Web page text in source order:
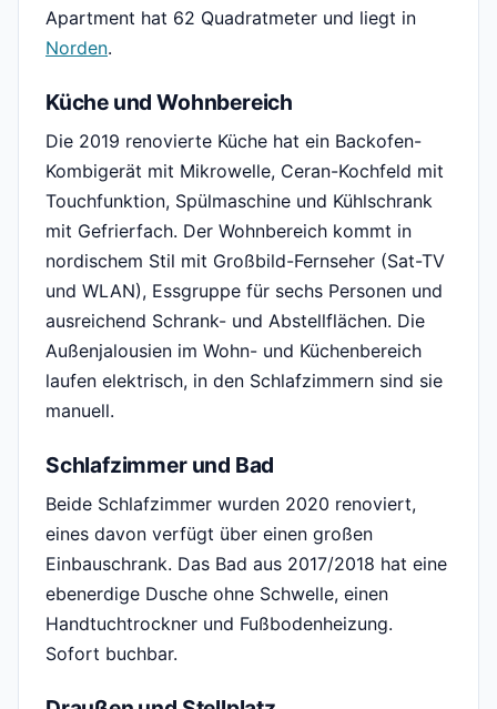
Apartment hat 62 Quadratmeter und liegt in
Norden.
Küche und Wohnbereich
Die 2019 renovierte Küche hat ein Backofen-
Kombigerät mit Mikrowelle, Ceran-Kochfeld mit
Touchfunktion, Spülmaschine und Kühlschrank
mit Gefrierfach. Der Wohnbereich kommt in
nordischem Stil mit Großbild-Fernseher (Sat-TV
und WLAN), Essgruppe für sechs Personen und
ausreichend Schrank- und Abstellflächen. Die
Außenjalousien im Wohn- und Küchenbereich
laufen elektrisch, in den Schlafzimmern sind sie
manuell.
Schlafzimmer und Bad
Beide Schlafzimmer wurden 2020 renoviert,
eines davon verfügt über einen großen
Einbauschrank. Das Bad aus 2017/2018 hat eine
ebenerdige Dusche ohne Schwelle, einen
Handtuchtrockner und Fußbodenheizung.
Sofort buchbar.